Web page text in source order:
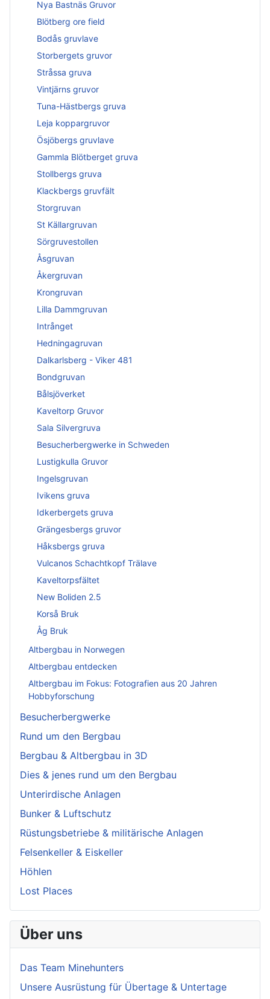
Nya Bastnäs Gruvor
Blötberg ore field
Bodås gruvlave
Storbergets gruvor
Stråssa gruva
Vintjärns gruvor
Tuna-Hästbergs gruva
Leja koppargruvor
Ösjöbergs gruvlave
Gammla Blötberget gruva
Stollbergs gruva
Klackbergs gruvfält
Storgruvan
St Källargruvan
Sörgruvestollen
Åsgruvan
Åkergruvan
Krongruvan
Lilla Dammgruvan
Intrånget
Hedningagruvan
Dalkarlsberg - Viker 481
Bondgruvan
Bålsjöverket
Kaveltorp Gruvor
Sala Silvergruva
Besucherbergwerke in Schweden
Lustigkulla Gruvor
Ingelsgruvan
Ivikens gruva
Idkerbergets gruva
Grängesbergs gruvor
Håksbergs gruva
Vulcanos Schachtkopf Trälave
Kaveltorpsfältet
New Boliden 2.5
Korså Bruk
Åg Bruk
Altbergbau in Norwegen
Altbergbau entdecken
Altbergbau im Fokus: Fotografien aus 20 Jahren
Hobbyforschung
Besucherbergwerke
Rund um den Bergbau
Bergbau & Altbergbau in 3D
Dies & jenes rund um den Bergbau
Unterirdische Anlagen
Bunker & Luftschutz
Rüstungsbetriebe & militärische Anlagen
Felsenkeller & Eiskeller
Höhlen
Lost Places
Über uns
Das Team Minehunters
Unsere Ausrüstung für Übertage & Untertage